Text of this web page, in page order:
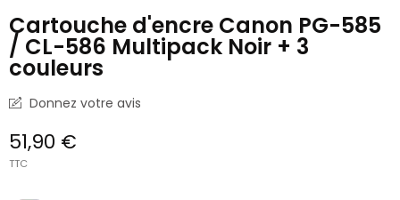
Cartouche d'encre Canon PG-585
/ CL-586 Multipack Noir + 3
couleurs
Donnez votre avis
51,90 €
TTC